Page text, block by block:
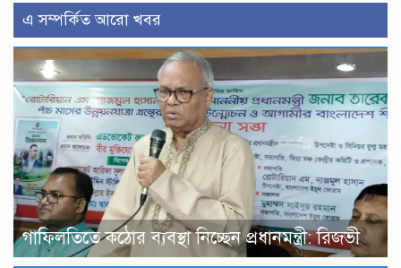
এ সম্পর্কিত আরো খবর
গাফিলতিতে কঠোর ব্যবস্থা নিচ্ছেন প্রধানমন্ত্রী: রিজভী